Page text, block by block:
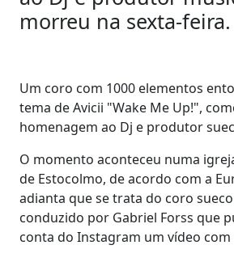
morreu na sexta-feira.
Um coro com 1000 elementos
tema de Avicii "Wake Me Up!",
homenagem ao Dj e produtor
O momento aconteceu numa
de Estocolmo, de acordo com a
adianta que se trata do coro
conduzido por Gabriel Forss que
conta do Instagram um vídeo com